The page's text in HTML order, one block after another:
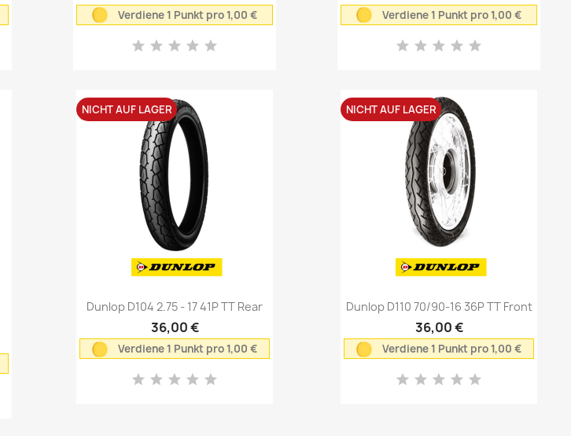
Verdiene 1 Punkt pro 1,00 € Verdiene 1 Punkt pro 1,00 €
 Vorschau
Dunlop D104 2.75 - 17 41P TT Rear
36,00 €
Verdiene 1 Punkt pro 1,00 €
NICHT AUF LAGER
Vorschau
Dunlop D110 70/90-16 36P TT Front
36,00 €
Verdiene 1 Punkt pro 1,00 €
NICHT AUF LAGER